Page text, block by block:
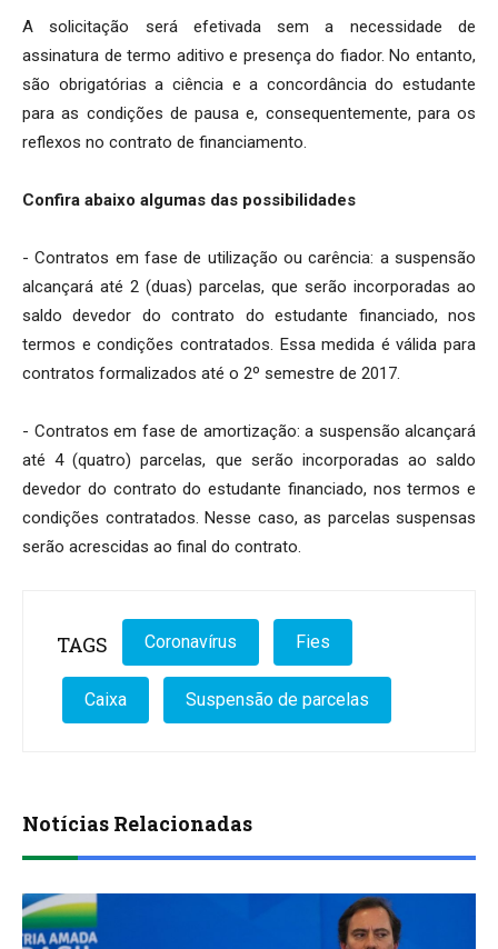
A solicitação será efetivada sem a necessidade de
assinatura de termo aditivo e presença do fiador. No entanto,
são obrigatórias a ciência e a concordância do estudante
para as condições de pausa e, consequentemente, para os
reflexos no contrato de financiamento.
Confira abaixo algumas das possibilidades
- Contratos em fase de utilização ou carência: a suspensão
alcançará até 2 (duas) parcelas, que serão incorporadas ao
saldo devedor do contrato do estudante financiado, nos
termos e condições contratados. Essa medida é válida para
contratos formalizados até o 2º semestre de 2017.
- Contratos em fase de amortização: a suspensão alcançará
até 4 (quatro) parcelas, que serão incorporadas ao saldo
devedor do contrato do estudante financiado, nos termos e
condições contratados. Nesse caso, as parcelas suspensas
serão acrescidas ao final do contrato.
TAGS Coronavírus Fies
Caixa Suspensão de parcelas
Notícias Relacionadas